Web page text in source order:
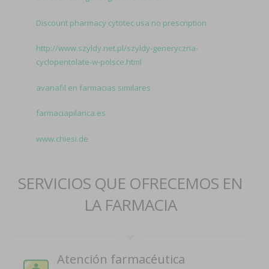
Discount pharmacy cytotec usa no prescription
http://www.szyldy.net.pl/szyldy-generyczna-
cyclopentolate-w-polsce.html
avanafil en farmacias similares
farmaciapilarica.es
www.chiesi.de
SERVICIOS QUE OFRECEMOS EN
LA FARMACIA
Atención farmacéutica